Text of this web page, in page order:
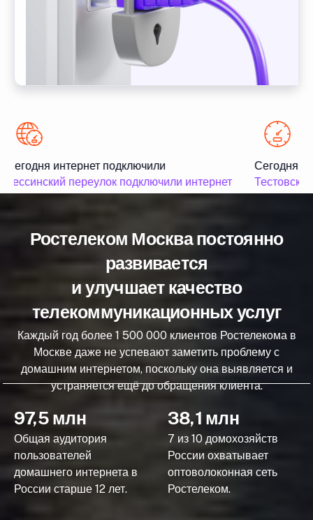
Сегодня интернет подключили
Тессинский переулок подключили интернет
Сегодня
Ростелеком Москва постоянно
развивается
и улучшает качество
телекоммуникационных услуг
Каждый год более 1 500 000 клиентов Ростелекома в
Москве даже не успевают заметить проблему с
домашним интернетом, поскольку она выявляется и
устраняется ещё до обращения клиента.
97,5 млн
Общая аудитория
пользователей
домашнего интернета в
России старше 12 лет.
38,1 млн
7 из 10 домохозяйств
России охватывает
оптоволоконная сеть
Ростелеком.